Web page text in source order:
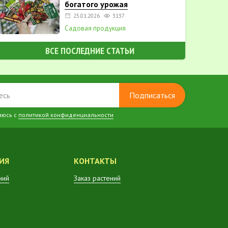
богатого урожая
25.01.2026 3137
Садовая продукция
ВСЕ ПОСЛЕДНИЕ СТАТЬИ
Подписаться
с политикой конфиденциальности
КОНТАКТЫ
Заказ растений